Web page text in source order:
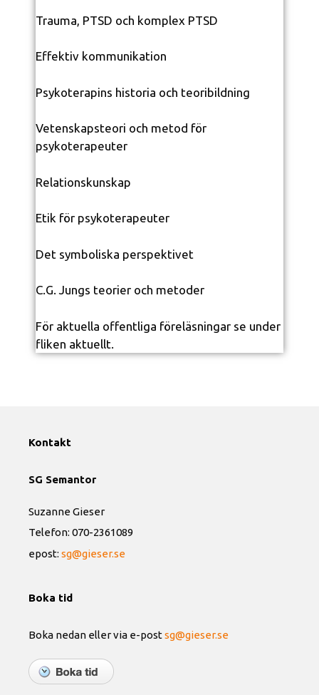
Trauma, PTSD och komplex PTSD
Effektiv kommunikation
Psykoterapins historia och teoribildning
Vetenskapsteori och metod för
psykoterapeuter
Relationskunskap
Etik för psykoterapeuter
Det symboliska perspektivet
C.G. Jungs teorier och metoder
För aktuella offentliga föreläsningar se under
fliken aktuellt.
Kontakt
SG Semantor
Suzanne Gieser
Telefon: 070-2361089
epost: sg@gieser.se
Boka tid
Boka nedan eller via e-postsg@gieser.se